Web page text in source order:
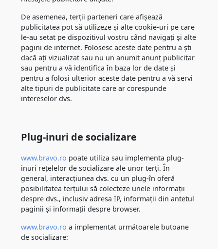
De asemenea, terții parteneri care afișează
publicitatea pot să utilizeze și alte cookie-uri pe care
le-au setat pe dispozitivul vostru când navigați și alte
pagini de internet. Folosesc aceste date pentru a ști
dacă ați vizualizat sau nu un anumit anunț publicitar
sau pentru a vă identifica în baza lor de date și
pentru a folosi ulterior aceste date pentru a vă servi
alte tipuri de publicitate care ar corespunde
intereselor dvs.
Plug-inuri de socializare
www.bravo.ro poate utiliza sau implementa plug-
inuri rețelelor de socializare ale unor terți. În
general, interacțiunea dvs. cu un plug-în oferă
posibilitatea terțului să colecteze unele informații
despre dvs., inclusiv adresa IP, informații din antetul
paginii și informații despre browser.
www.bravo.ro a implementat următoarele butoane
de socializare: